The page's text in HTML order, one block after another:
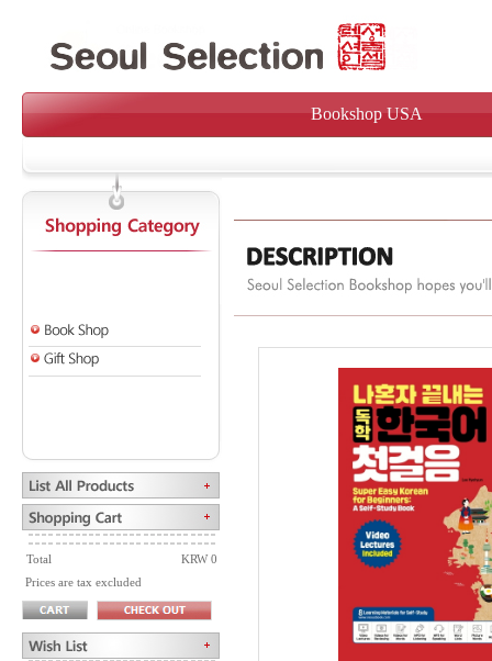
Bookshop USA
Total
KRW 0
Prices are tax excluded